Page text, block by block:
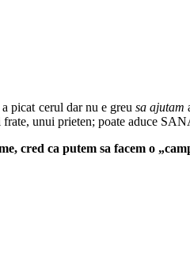
picat cerul dar nu e greu sa ajutam
frate, unui prieten; poate aduce
cred ca putem sa facem o